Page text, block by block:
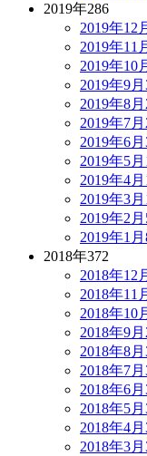
2019年286
2019年12
2019年11
2019年10
2019年9月
2019年8月
2019年7月
2019年6月
2019年5月
2019年4月
2019年3月
2019年2月
2019年1月
2018年372
2018年12
2018年11
2018年10
2018年9月
2018年8月
2018年7月
2018年6月
2018年5月
2018年4月
2018年3月